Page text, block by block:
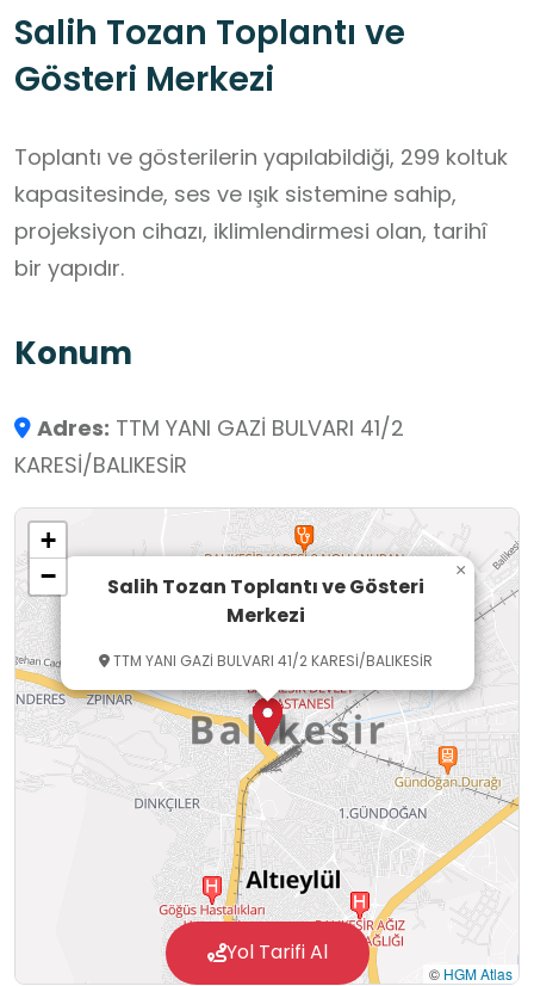
Salih Tozan Toplantı ve
Gösteri Merkezi
Toplantı ve gösterilerin yapılabildiği, 299 koltuk
kapasitesinde, ses ve ışık sistemine sahip,
projeksiyon cihazı, iklimlendirmesi olan, tarihî
bir yapıdır.
Konum
Adres: TTM YANI GAZİ BULVARI 41/2
KARESİ/BALIKESİR
Salih Tozan Toplantı ve Gösteri
Merkezi
TTM YANI GAZİ BULVARI 41/2 KARESİ/BALIKESİR
×
+
−
© HGM Atlas
Yol Tarifi Al